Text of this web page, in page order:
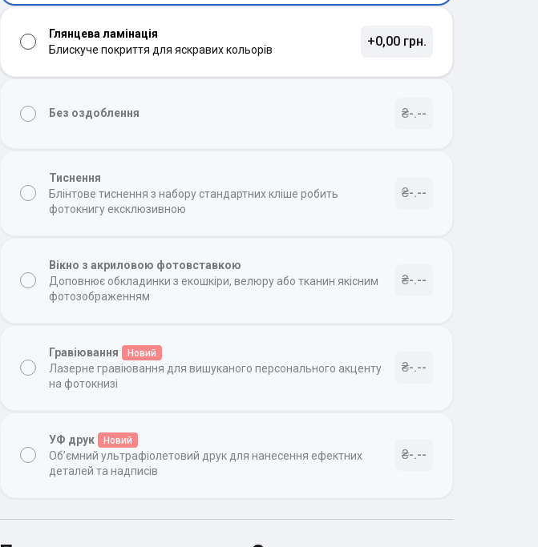
Глянцева ламінація
Блискуче покриття для яскравих кольорів
+0,00 грн.
Без оздоблення ₴-.--
Тиснення
Блінтове тиснення з набору стандартних кліше робить
фотокнигу ексклюзивною
₴-.--
Вікно з акриловою фотовставкою
Доповнює обкладинки з екошкіри, велюру або тканин якісним
фотозображенням
₴-.--
Гравіювання Новий
Лазерне гравіювання для вишуканого персонального акценту
на фотокнизі
₴-.--
УФ друк Новий
Об’ємний ультрафіолетовий друк для нанесення ефектних
деталей та надписів
₴-.--